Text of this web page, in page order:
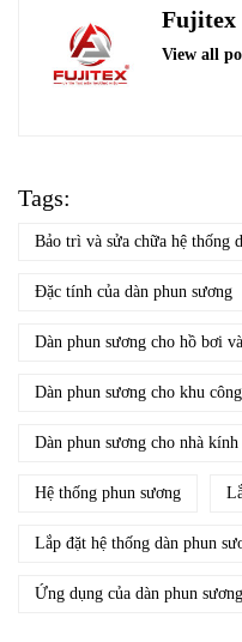
Fujitex
View all
Tags:
Bảo trì và sửa chữa hệ thống
Đặc tính của dàn phun sương
Dàn phun sương cho hồ bơi
Dàn phun sương cho khu
Dàn phun sương cho nhà
Hệ thống phun sương
Lắp đặt hệ thống dàn phun
Ứng dụng của dàn phun sương